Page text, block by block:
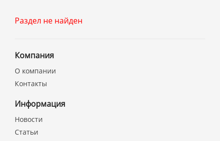
Раздел не найден
Компания
О компании
Контакты
Информация
Новости
Статьи